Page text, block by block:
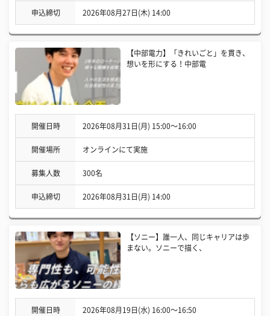
申込締切 2026年08月27日(木) 14:00
【中部電力】「きれいごと」を貫き、
想いを形にする！中部電
開催日時 2026年08月31日(月) 15:00〜16:00
開催場所 オンラインにて実施
募集人数 300名
申込締切 2026年08月31日(月) 14:00
【ソニー】誰一人、同じキャリアは歩
まない。ソニーで描く、
開催日時 2026年08月19日(水) 16:00〜16:50